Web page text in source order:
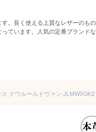
。長く使える上質なレザーのも
ています。人気の定番ブランド